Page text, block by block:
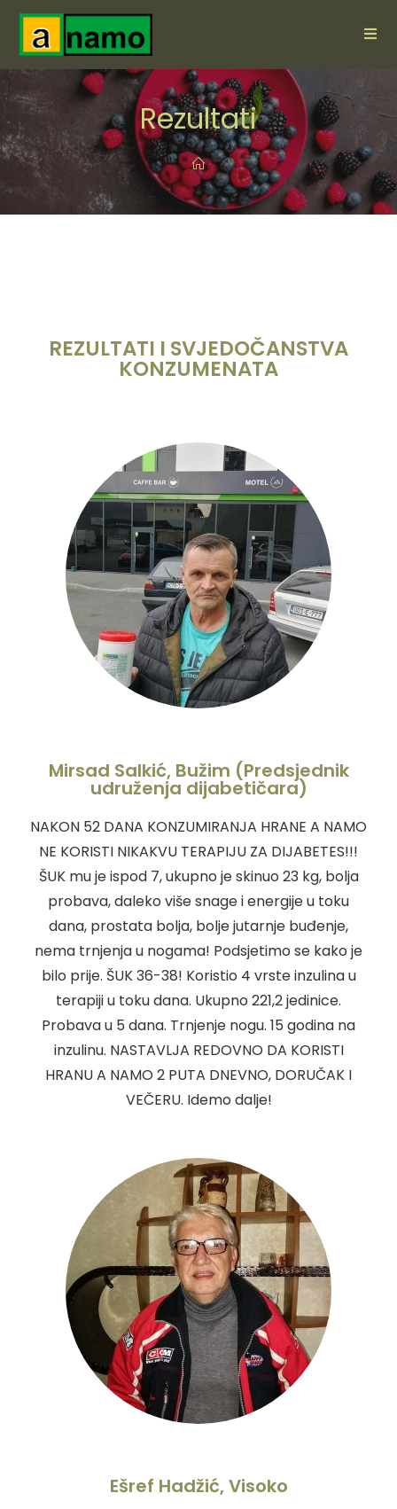
Rezultati
REZULTATI I SVJEDOČANSTVA
KONZUMENATA
Mirsad Salkić, Bužim (Predsjednik
udruženja dijabetičara)
NAKON 52 DANA KONZUMIRANJA HRANE A NAMO
NE KORISTI NIKAKVU TERAPIJU ZA DIJABETES!!!
ŠUK mu je ispod 7, ukupno je skinuo 23 kg, bolja
probava, daleko više snage i energije u toku
dana, prostata bolja, bolje jutarnje buđenje,
nema trnjenja u nogama! Podsjetimo se kako je
bilo prije. ŠUK 36-38! Koristio 4 vrste inzulina u
terapiji u toku dana. Ukupno 221,2 jedinice.
Probava u 5 dana. Trnjenje nogu. 15 godina na
inzulinu. NASTAVLJA REDOVNO DA KORISTI
HRANU A NAMO 2 PUTA DNEVNO, DORUČAK I
VEČERU. Idemo dalje!
Ešref Hadžić, Visoko